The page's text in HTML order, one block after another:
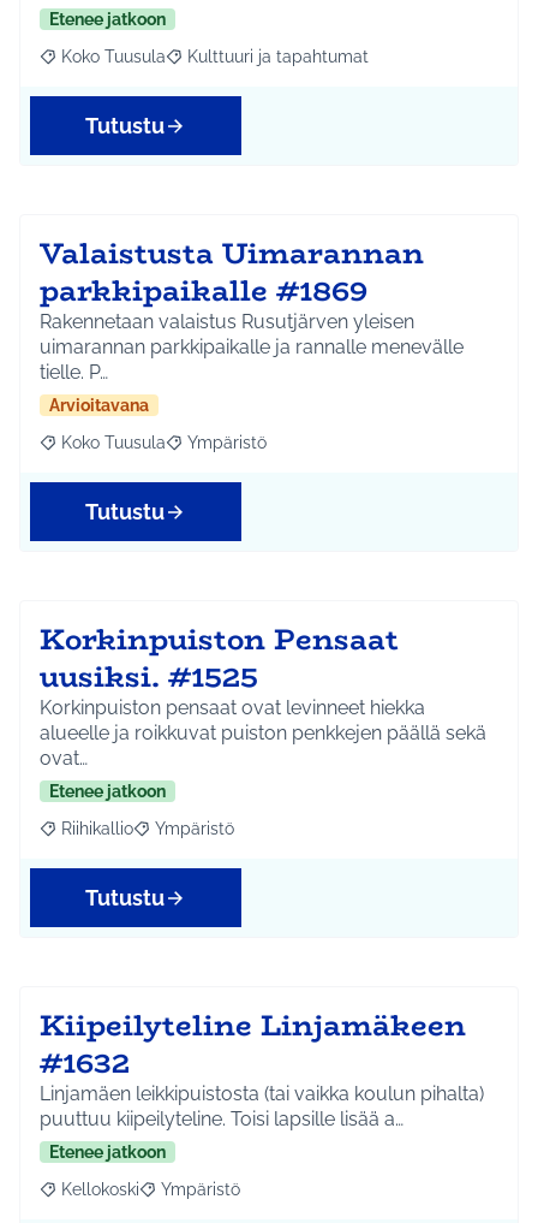
Etenee jatkoon
Rajaa tulokset aihepiirin mukaan: Koko Tuusula
Koko Tuusula Rajaa tulokset teeman mukaan: Kulttuuri ja
Kulttuuri ja tapahtumat
Tutustu
Valaistusta Uimarannan
parkkipaikalle #1869
Rakennetaan valaistus Rusutjärven yleisen
uimarannan parkkipaikalle ja rannalle menevälle
tielle. P…
Arvioitavana
Rajaa tulokset aihepiirin mukaan: Koko Tuusula
Koko Tuusula Rajaa tulokset teeman mukaan: Ympäristö
Ympäristö
Tutustu
Korkinpuiston Pensaat
uusiksi. #1525
Korkinpuiston pensaat ovat levinneet hiekka
alueelle ja roikkuvat puiston penkkejen päällä sekä
ovat…
Etenee jatkoon
Rajaa tulokset aihepiirin mukaan: Riihikallio
Riihikallio Rajaa tulokset teeman mukaan: Ympäristö
Ympäristö
Tutustu
Kiipeilyteline Linjamäkeen
#1632
Linjamäen leikkipuistosta (tai vaikka koulun pihalta)
puuttuu kiipeilyteline. Toisi lapsille lisää a…
Etenee jatkoon
Rajaa tulokset aihepiirin mukaan: Kellokoski
Kellokoski Rajaa tulokset teeman mukaan: Ympäristö
Ympäristö